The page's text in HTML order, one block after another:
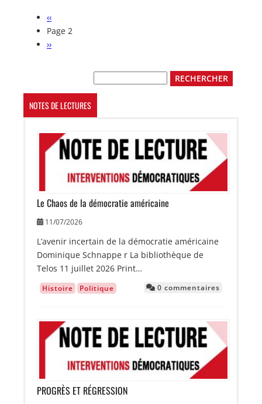
Pagination
Page
précédente
‹‹
Page 2
Page
››
NOTES DE LECTURES
Image
Le Chaos de la démocratie américaine
11/07/2026
L’avenir incertain de la démocratie américaine
Dominique Schnappe r La bibliothèque de
Telos 11 juillet 2026 Print…
Histoire Politique 0 commentaires
Image
PROGRÈS ET RÉGRESSION